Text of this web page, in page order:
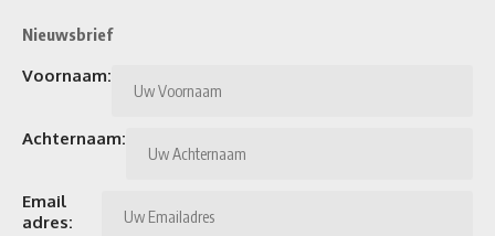
Nieuwsbrief
Voornaam:
Achternaam:
Email
adres: